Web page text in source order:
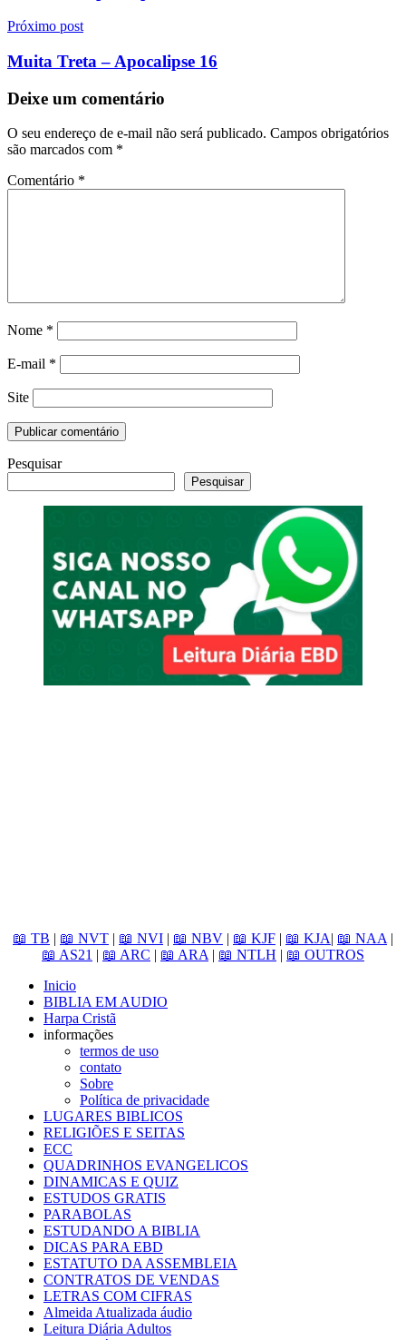
Próximo post
Muita Treta – Apocalipse 16
Deixe um comentário
O seu endereço de e-mail não será publicado. Campos obrigatórios
são marcados com *
Comentário *
Nome *
E-mail *
Site
Pesquisar
Pesquisar
📖 TB | 📖 NVT | 📖 NVI | 📖 NBV | 📖 KJF | 📖 KJA| 📖 NAA |
📖 AS21 | 📖 ARC | 📖 ARA | 📖 NTLH | 📖 OUTROS
Inicio
BIBLIA EM AUDIO
Harpa Cristã
informações
termos de uso
contato
Sobre
Política de privacidade
LUGARES BIBLICOS
RELIGIÕES E SEITAS
ECC
QUADRINHOS EVANGELICOS
DINAMICAS E QUIZ
ESTUDOS GRATIS
PARABOLAS
ESTUDANDO A BIBLIA
DICAS PARA EBD
ESTATUTO DA ASSEMBLEIA
CONTRATOS DE VENDAS
LETRAS COM CIFRAS
Almeida Atualizada áudio
Leitura Diária Adultos